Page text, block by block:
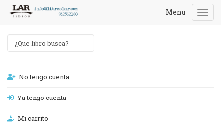
Menu
No tengo cuenta
Ya tengo cuenta
Mi carrito